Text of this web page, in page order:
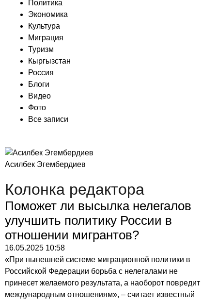
Политика
Экономика
Культура
Миграция
Туризм
Кыргызстан
Россия
Блоги
Видео
Фото
Все записи
Асилбек Эгембердиев
Колонка редактора
Поможет ли высылка нелегалов
улучшить политику России в
отношении мигрантов?
16.05.2025 10:58
«При нынешней системе миграционной политики в
Российской Федерации борьба с нелегалами не
принесет желаемого результата, а наоборот повредит
международным отношениям», – считает известный